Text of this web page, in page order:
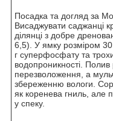
Посадка та догляд за
Висаджувати саджанці
ділянці з добре
6,5). У ямку розміром
г суперфосфату та
водопроникності.
перезволоження, а
збереженню вологи.
як коренева гниль, але
у спеку.